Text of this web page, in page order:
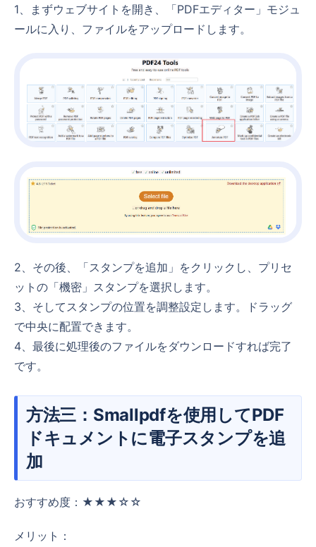
1、まずウェブサイトを開き、「PDFエディター」モジュ
ールに入り、ファイルをアップロードします。
2、その後、「スタンプを追加」をクリックし、プリセ
ットの「機密」スタンプを選択します。
3、そしてスタンプの位置を調整設定します。ドラッグ
で中央に配置できます。
4、最後に処理後のファイルをダウンロードすれば完了
です。
方法三：Smallpdfを使用してPDF
ドキュメントに電子スタンプを追
加
おすすめ度：★★★☆☆
メリット：